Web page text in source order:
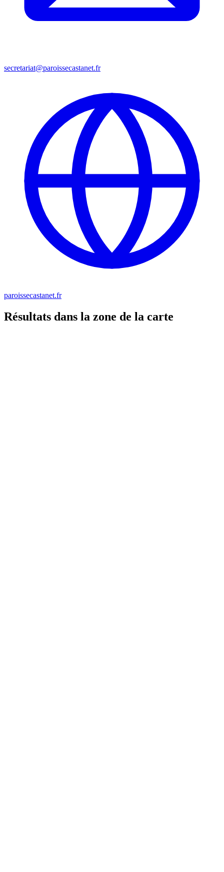
secretariat@paroissecastanet.fr
paroissecastanet.fr
Résultats dans la zone de la carte